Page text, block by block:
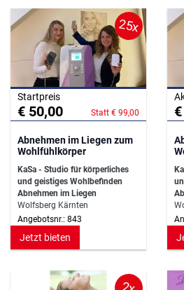
25x
Startpreis
€ 50,00 Statt € 99,00
Abnehmen im Liegen zum
Wohlfühlkörper
KaSa - Studio für körperliches
und geistiges Wohlbefinden
Abnehmen im Liegen
Wolfsberg Kärnten
Angebotsnr.: 843
Jetzt bieten